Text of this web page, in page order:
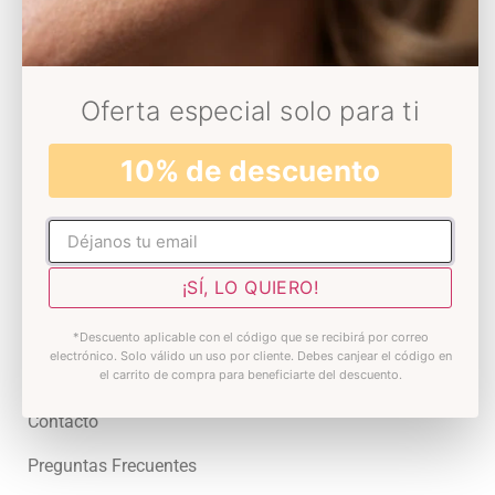
Universo Decolores
Conócenos
Sostenibilidad
Somos Solidarios
Blog
Skin test
Atención al cliente
Contacto
Preguntas Frecuentes
Oferta especial solo para ti
10% de descuento
No rellenar
¡SÍ, LO QUIERO!
*Descuento aplicable con el código que se recibirá por correo
electrónico. Solo válido un uso por cliente. Debes canjear el código en
el carrito de compra para beneficiarte del descuento.